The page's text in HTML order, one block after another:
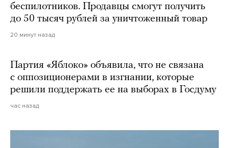
беспилотников. Продавцы смогут получить
до 50 тысяч рублей за уничтоженный товар
20 минут назад
Партия «Яблоко» объявила, что не связана
с оппозиционерами в изгнании, которые
решили поддержать ее на выборах в Госдуму
час назад